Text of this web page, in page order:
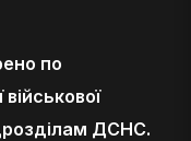
по
ДСНС.